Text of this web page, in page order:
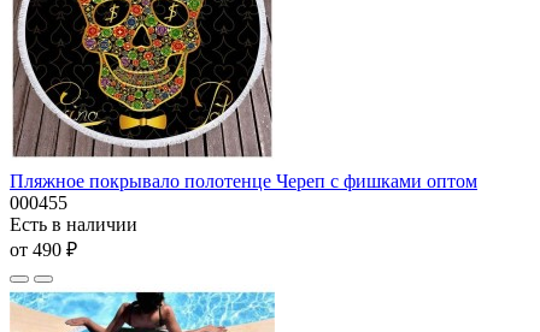
Пляжное покрывало полотенце Череп с фишками оптом
000455
Есть в наличии
от 490 ₽